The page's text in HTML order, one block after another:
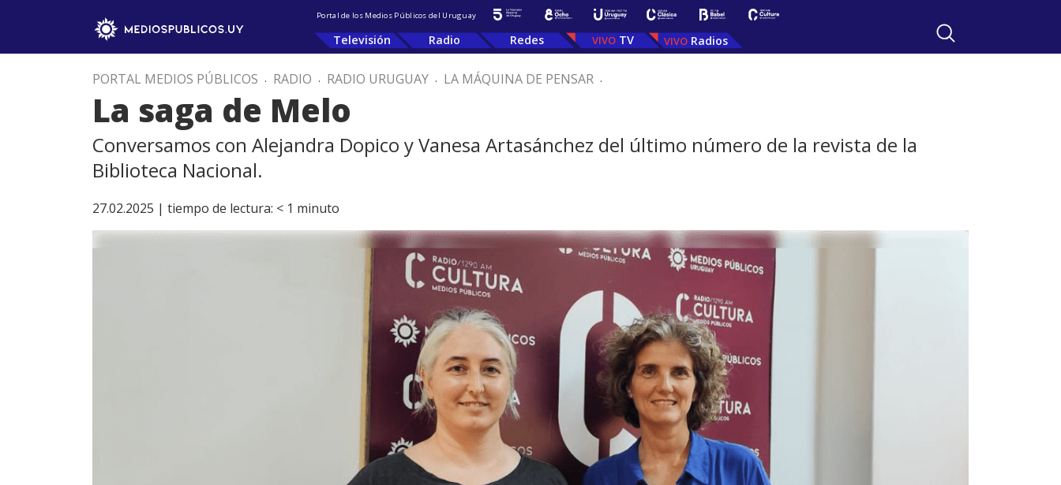
Portal de los Medios Públicos del Uruguay
Televisión Radio Redes TV Radios
PORTAL MEDIOS PÚBLICOS . RADIO . RADIO URUGUAY . LA MÁQUINA DE PENSAR .
La saga de Melo
Conversamos con Alejandra Dopico y Vanesa Artasánchez del último número de la revista de la
Biblioteca Nacional.
27.02.2025 | tiempo de lectura: < 1 minuto